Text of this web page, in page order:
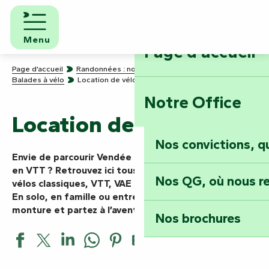
Aller
contenu
principal
Menu
Page d'accueil
Notre Office
Nos convictions,
Nos QG, où nous
Nos brochures
Page d’accueil
Randonnées : nos chemins de traverse
Balades à vélo
Location de vélos
Location de vélos
Envie de parcourir Vendée Marais Poitevin à vélo ou
en VTT ? Retrouvez ici tous les loueurs du territoire :
vélos classiques, VTT, VAE ou équipements adaptés.
En solo, en famille ou entre amis,
monture et partez à l’aventure !